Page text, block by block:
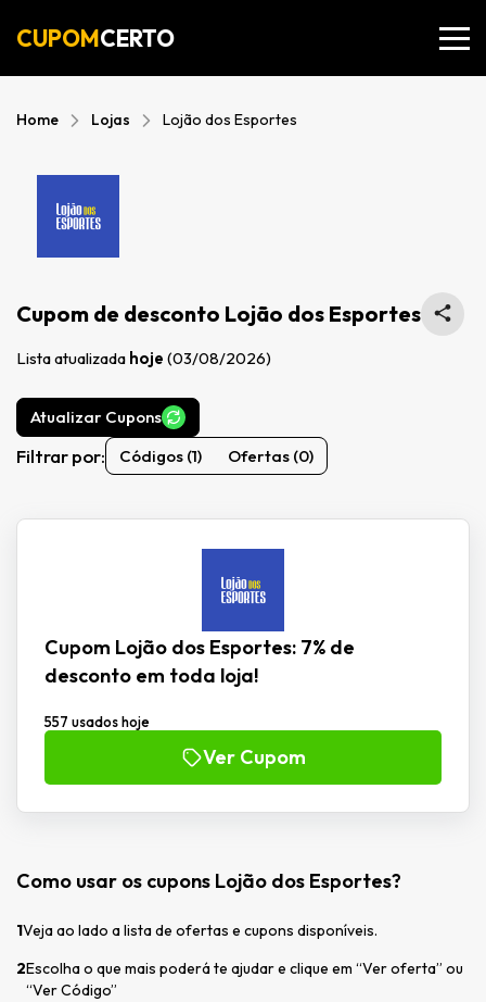
CUPOMCERTO
Home Lojas Lojão dos Esportes
Cupom de desconto Lojão dos Esportes
Lista atualizada hoje (03/08/2026)
Filtrar por: Códigos (1) Ofertas (0)
Atualizar Cupons
Cupom Lojão dos Esportes: 7% de
desconto em toda loja!
557 usados hoje
Ver Cupom
Como usar os cupons Lojão dos Esportes?
1Veja ao lado a lista de ofertas e cupons disponíveis.
2Escolha o que mais poderá te ajudar e clique em “Ver oferta” ou
“Ver Código”